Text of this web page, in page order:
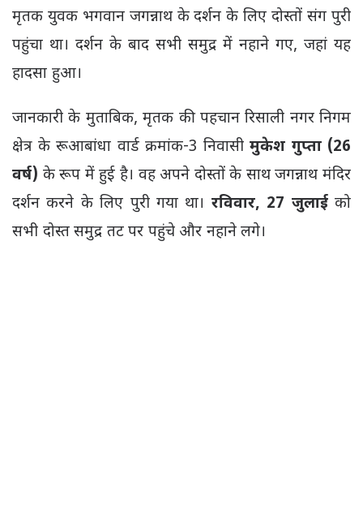
मृतक युवक भगवान जगन्नाथ के दर्शन के लिए दोस्तों संग पुरी
पहुंचा था। दर्शन के बाद सभी समुद्र में नहाने गए, जहां यह
हादसा हुआ।
जानकारी के मुताबिक, मृतक की पहचान रिसाली नगर निगम
क्षेत्र के रूआबांधा वार्ड क्रमांक-3 निवासी मुकेश गुप्ता (26
वर्ष) के रूप में हुई है। वह अपने दोस्तों के साथ जगन्नाथ मंदिर
दर्शन करने के लिए पुरी गया था। रविवार, 27 जुलाईको
सभी दोस्त समुद्र तट पर पहुंचे और नहाने लगे।